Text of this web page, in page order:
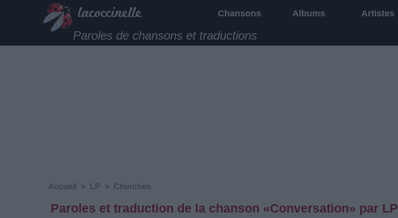
Chansons Albums Artistes
Paroles de chansons et traductions
Accueil > LP > Churches
Paroles et traduction de la chanson «Conversation» par LP